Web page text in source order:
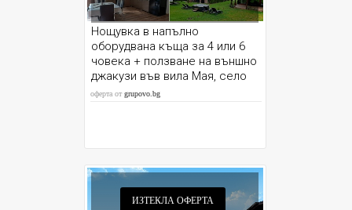
Нощувка в напълно
оборудвана къща за 4 или 6
човека + ползване на външно
джакузи във вила Мая, село
Крайни дол, Дупница.
оферта отgrupovo.bg
ИЗТЕКЛА ОФЕРТА